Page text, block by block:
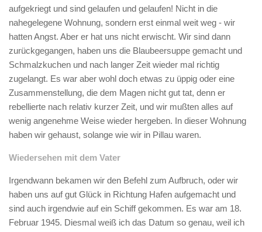
aufgekriegt und sind gelaufen und gelaufen! Nicht in die
nahegelegene Wohnung, sondern erst einmal weit weg - wir
hatten Angst. Aber er hat uns nicht erwischt. Wir sind dann
zurückgegangen, haben uns die Blaubeersuppe gemacht und
Schmalzkuchen und nach langer Zeit wieder mal richtig
zugelangt. Es war aber wohl doch etwas zu üppig oder eine
Zusammenstellung, die dem Magen nicht gut tat, denn er
rebellierte nach relativ kurzer Zeit, und wir mußten alles auf
wenig angenehme Weise wieder hergeben. In dieser Wohnung
haben wir gehaust, solange wie wir in Pillau waren.
Wiedersehen mit dem Vater
Irgendwann bekamen wir den Befehl zum Aufbruch, oder wir
haben uns auf gut Glück in Richtung Hafen aufgemacht und
sind auch irgendwie auf ein Schiff gekommen. Es war am 18.
Februar 1945. Diesmal weiß ich das Datum so genau, weil ich